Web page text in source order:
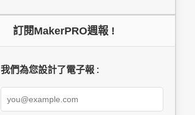
訂閱MakerPRO週報 !
我們為您設計了電子報 :